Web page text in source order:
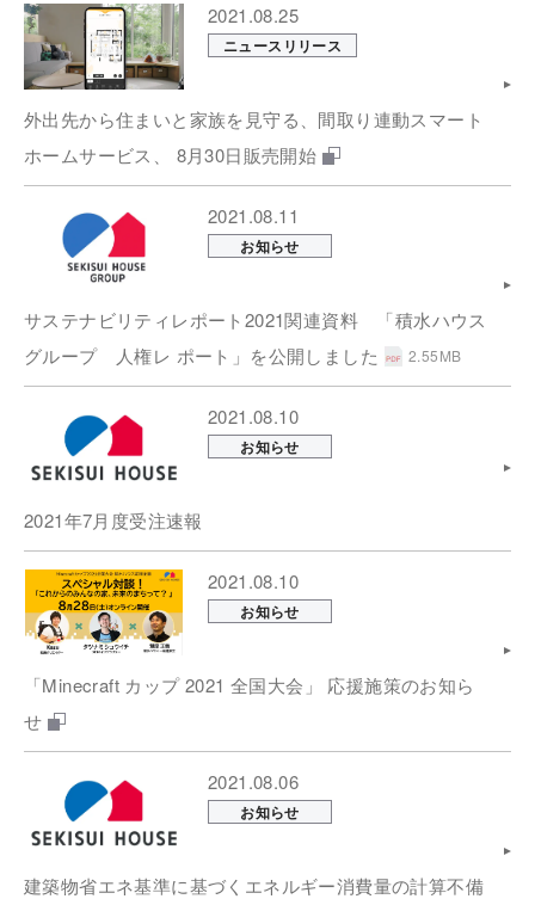
2021.08.25
ニュースリリース
外出先から住まいと家族を見守る、間取り連動スマート
ホームサービス、 8月30日販売開始
2021.08.11
お知らせ
サステナビリティレポート2021関連資料 「積水ハウス
グループ 人権レ ポート」を公開しました
2.55MB
2021.08.10
お知らせ
2021年7月度受注速報
2021.08.10
お知らせ
「Minecraft カップ 2021 全国大会」 応援施策のお知ら
せ
2021.08.06
お知らせ
建築物省エネ基準に基づくエネルギー消費量の計算不備